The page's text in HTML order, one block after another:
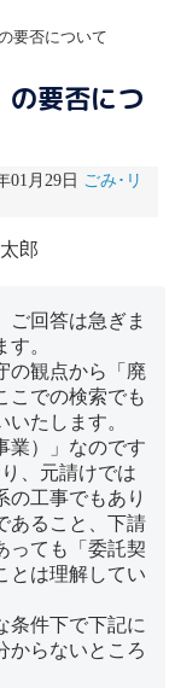
要否について
の要否につ
01月29日 ごみ･リ
郎
ご回答は急ぎま
。
の観点から「廃
こでの検索でも
たします。
業）」なのです
、元請けでは
の工事でもあり
あること、下請
っても「委託契
とは理解してい
条件下で下記に
からないところ